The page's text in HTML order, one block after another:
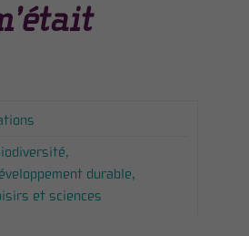
durable
et sciences